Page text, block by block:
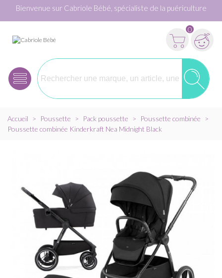
Bienvenue sur Cabriole Bébé, spécialiste de la puériculture
0
Accueil > Poussette > Pack poussette > Poussette combinée
>
Poussette combinée Kinderkraft Nea Midnight Black